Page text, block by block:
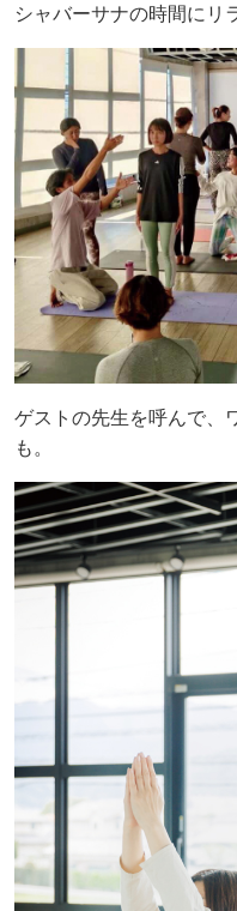
シャバーサナの時間にリ
ゲストの先生を呼んで、
も。